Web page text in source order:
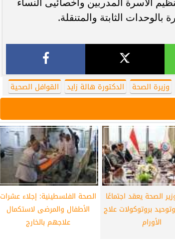
الثابتة والمتنقلة.
وزيرة الصحة الدكتورة هالة زايد القوافل الصحية
الصحة يعقد اجتماعًا
بروتوكولات علاج
الأورام
الصحة الفلسطينية: إجلاء عشرات
الأطفال والمرضى لاستكمال
علاجهم بالخارج